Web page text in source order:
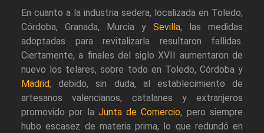
En cuanto a la industria sedera, localizada en Toledo,
Córdoba, Granada, Murcia y Sevilla, las medidas
adoptadas para revitalizarla resultaron fallidas.
Ciertamente, a finales del siglo XVII aumentaron de
nuevo los telares, sobre todo en Toledo, Córdoba y
Madrid, debido, sin duda, al establecimiento de
artesanos valencianos, catalanes y extranjeros
promovido por la Junta de Comercio, pero siempre
hubo escasez de materia prima, lo que redundó en